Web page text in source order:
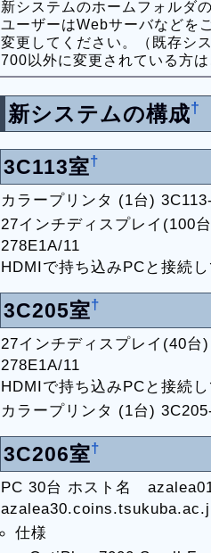
新システムのホームフォルダ
ユーザーはWebサーバなどを
変更してください。（既存シ
700以外に変更されている方
新システムの構成†
3C113室†
カラープリンタ (1台)
27インチディスプレイ(100
278E1A/11
HDMIで持ち込みPCと接続
3C205室†
27インチディスプレイ(40
278E1A/11
HDMIで持ち込みPCと接続
カラープリンタ (1台)
3C206室†
PC 30台 ホスト名
仕様